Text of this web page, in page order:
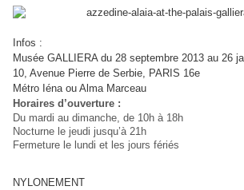
Infos :
Musée GALLIERA du 28 septembre 2013 au 26
10, Avenue Pierre de Serbie, PARIS 16e
Métro Iéna ou Alma Marceau
Horaires d’ouverture :
Du mardi au dimanche, de 10h à 18h
Nocturne le jeudi jusqu’à 21h
Fermeture le lundi et les jours fériés
NYLONEMENT